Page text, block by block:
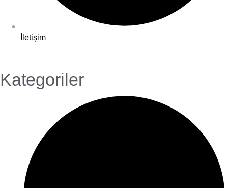
İletişim
Kategoriler